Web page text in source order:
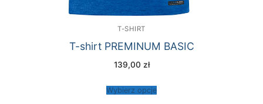
T-SHIRT
T-shirt PREMINUM BASIC
139,00 zł
Wybierz opcje